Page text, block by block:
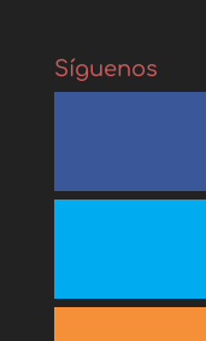
Síguenos